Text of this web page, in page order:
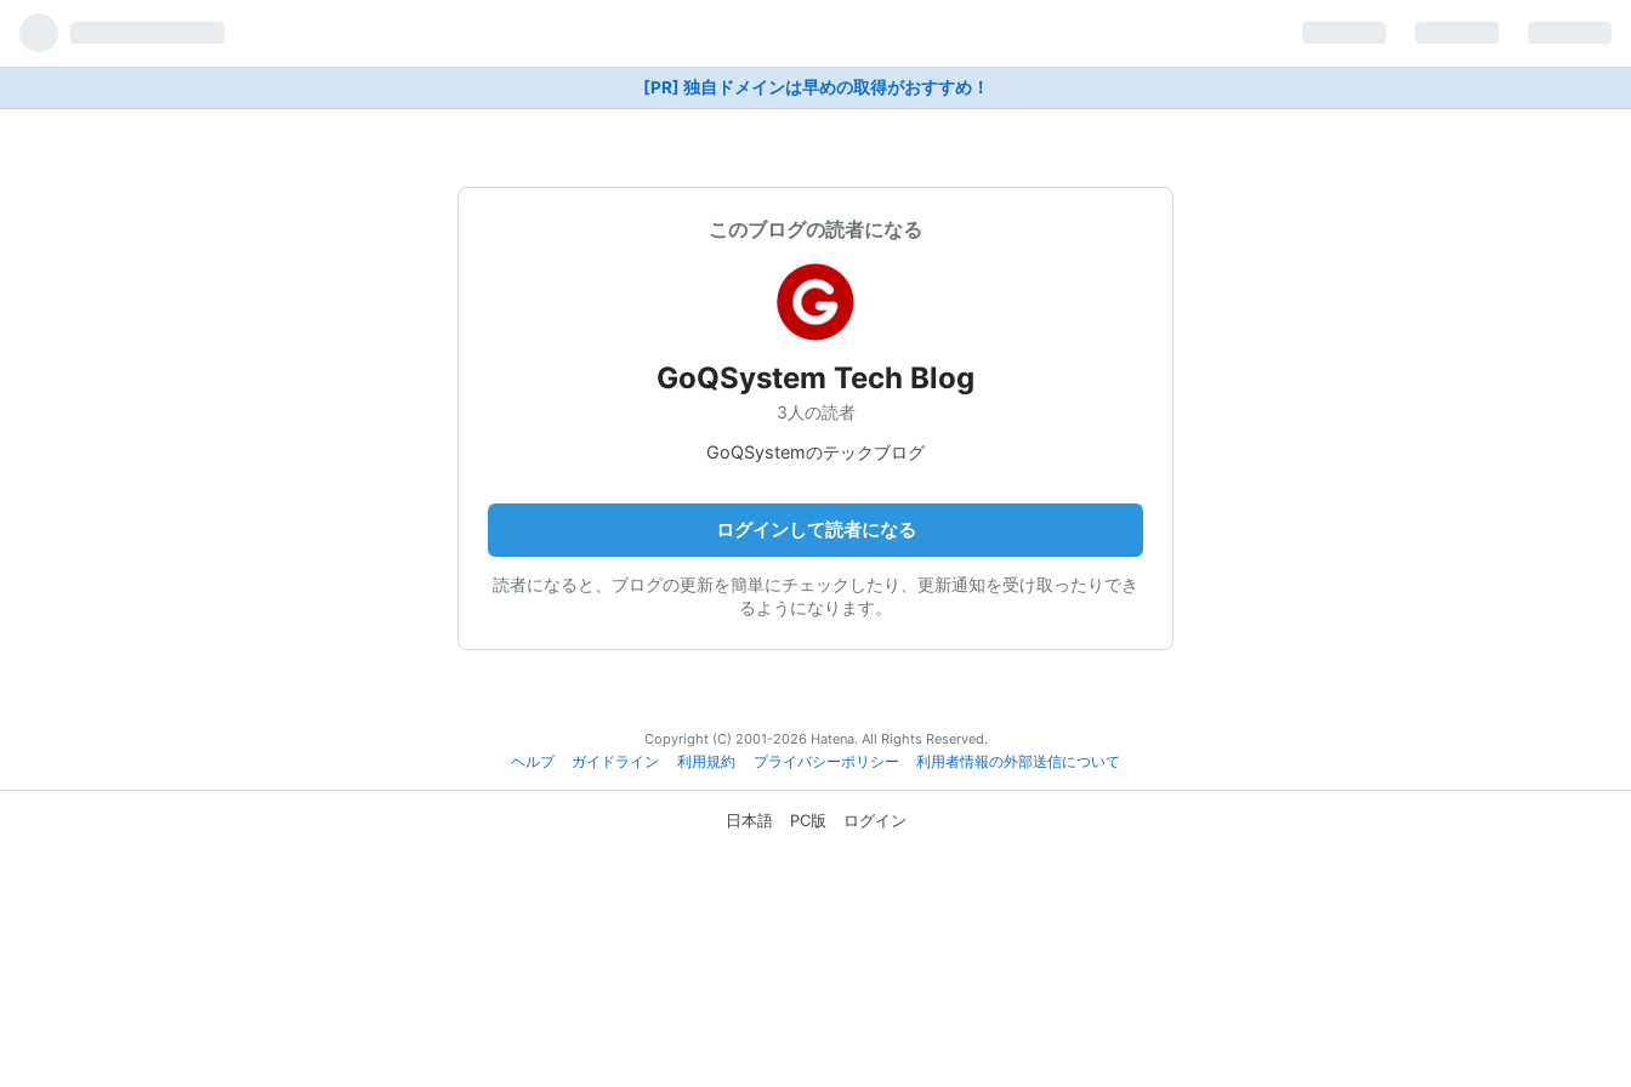
[PR] 独自ドメインは早めの取得がおすすめ！
このブログの読者になる
GoQSystem Tech Blog
3人の読者
GoQSystemのテックブログ
ログインして読者になる
読者になると、ブログの更新を簡単にチェックしたり、更新通知を受け取ったりでき
るようになります。
Copyright (C) 2001-2026 Hatena. All Rights Reserved.
ヘルプ
ガイドライン 利用規約 プライバシーポリシー 利用者情報の外部送信について
日本語 PC版 ログイン